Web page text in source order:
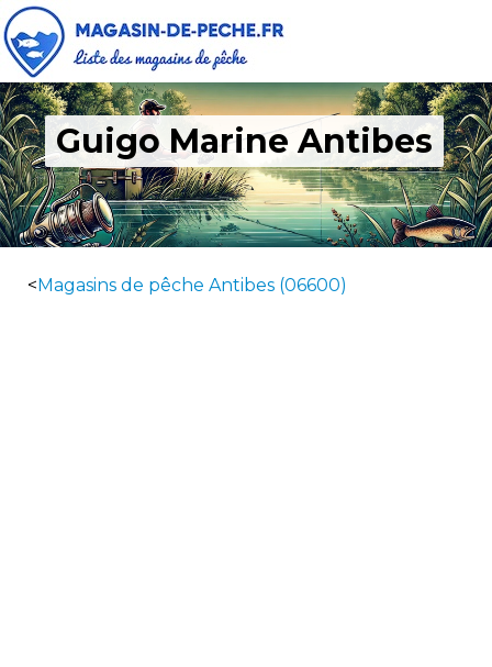
Guigo Marine Antibes
<Magasins de pêche Antibes (06600)